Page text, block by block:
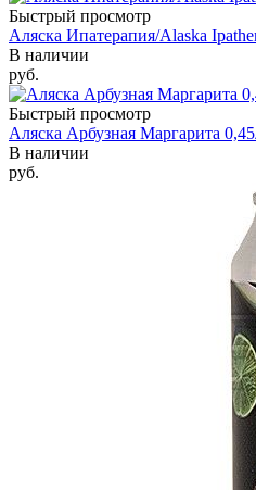
Быстрый просмотр
Аляска Ипатерапия/Alaska
В наличии
руб.
Быстрый просмотр
Аляска Арбузная Маргарита
В наличии
руб.